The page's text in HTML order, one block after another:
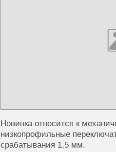
Новинка относится к
низкопрофильные
срабатывания 1,5 мм.